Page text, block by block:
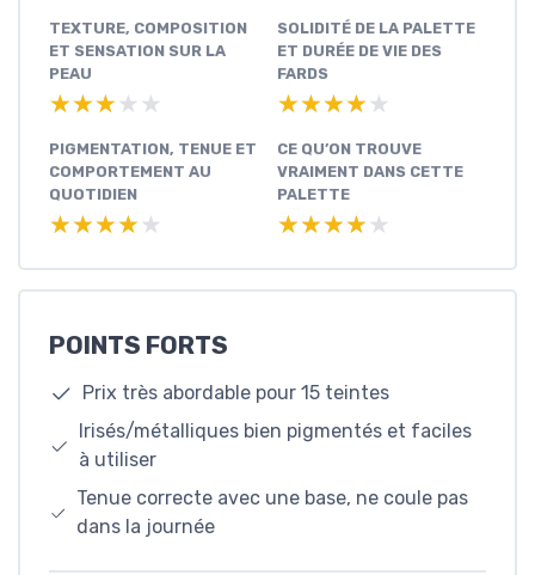
TEXTURE, COMPOSITION
ET SENSATION SUR LA
PEAU
★★★★★
★★★★★
SOLIDITÉ DE LA PALETTE
ET DURÉE DE VIE DES
FARDS
★★★★★
★★★★★
PIGMENTATION, TENUE ET
COMPORTEMENT AU
QUOTIDIEN
★★★★★
★★★★★
CE QU’ON TROUVE
VRAIMENT DANS CETTE
PALETTE
★★★★★
★★★★★
POINTS FORTS
Prix très abordable pour 15 teintes
Irisés/métalliques bien pigmentés et faciles
à utiliser
Tenue correcte avec une base, ne coule pas
dans la journée